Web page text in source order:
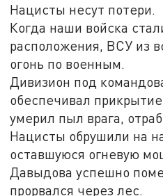
Нацисты несут потери.
Когда наши войска
расположения, ВСУ из
огонь по военным.
Дивизион под
обеспечивал
умерил пыл врага,
Нацисты обрушили на
оставшуюся огневую
Давыдова успешно
прорвался через лес.